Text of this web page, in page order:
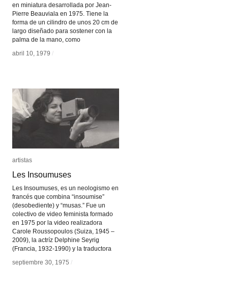
en miniatura desarrollada por Jean-
Pierre Beauviala en 1975. Tiene la
forma de un cilindro de unos 20 cm de
largo diseñado para sostener con la
palma de la mano, como
abril 10, 1979 /
abril 10, 1979 /
artistas
Les Insoumuses
Les Insoumuses, es un neologismo en
francés que combina “insoumise”
(desobediente) y “musas.” Fue un
colectivo de video feminista formado
en 1975 por la video realizadora
Carole Roussopoulos (Suiza, 1945 –
2009), la actríz Delphine Seyrig
(Francia, 1932-1990) y la traductora
septiembre 30, 1975 /
artistas
Les Insoumuses
septiembre 30, 1975 /